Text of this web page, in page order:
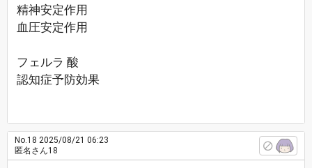
精神安定作用
血圧安定作用
フェルラ 酸
認知症予防効果
No.18 2025/08/21 06:23
匿名さん18